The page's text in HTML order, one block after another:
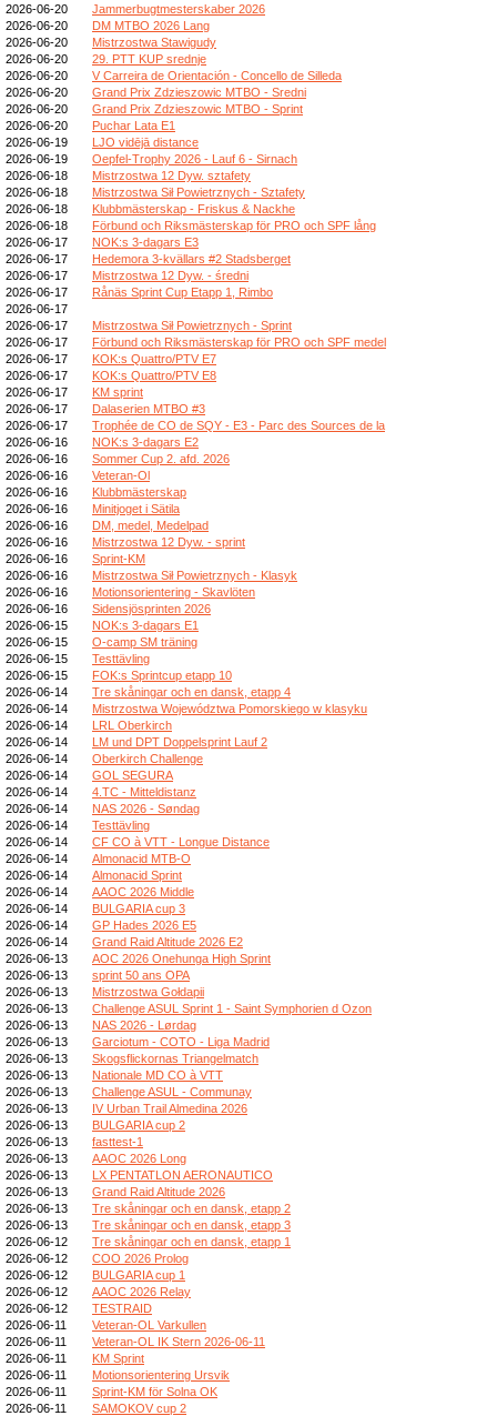
2026-06-20
Jammerbugtmesterskaber 2026
2026-06-20
DM MTBO 2026 Lang
2026-06-20
Mistrzostwa Stawigudy
2026-06-20
29. PTT KUP srednje
2026-06-20
V Carreira de Orientación - Concello de Silleda
2026-06-20
Grand Prix Zdzieszowic MTBO - Sredni
2026-06-20
Grand Prix Zdzieszowic MTBO - Sprint
2026-06-20
Puchar Lata E1
2026-06-19
LJO vidējā distance
2026-06-19
Oepfel-Trophy 2026 - Lauf 6 - Sirnach
2026-06-18
Mistrzostwa 12 Dyw. sztafety
2026-06-18
Mistrzostwa Sił Powietrznych - Sztafety
2026-06-18
Klubbmästerskap - Friskus & Nackhe
2026-06-18
Förbund och Riksmästerskap för PRO och SPF lång
2026-06-17
NOK:s 3-dagars E3
2026-06-17
Hedemora 3-kvällars #2 Stadsberget
2026-06-17
Mistrzostwa 12 Dyw. - średni
2026-06-17
Rånäs Sprint Cup Etapp 1, Rimbo
2026-06-17
2026-06-17
Mistrzostwa Sił Powietrznych - Sprint
2026-06-17
Förbund och Riksmästerskap för PRO och SPF medel
2026-06-17
KOK:s Quattro/PTV E7
2026-06-17
KOK:s Quattro/PTV E8
2026-06-17
KM sprint
2026-06-17
Dalaserien MTBO #3
2026-06-17
Trophée de CO de SQY - E3 - Parc des Sources de la
2026-06-16
NOK:s 3-dagars E2
2026-06-16
Sommer Cup 2. afd. 2026
2026-06-16
Veteran-Ol
2026-06-16
Klubbmästerskap
2026-06-16
Minitjoget i Sätila
2026-06-16
DM, medel, Medelpad
2026-06-16
Mistrzostwa 12 Dyw. - sprint
2026-06-16
Sprint-KM
2026-06-16
Mistrzostwa Sił Powietrznych - Klasyk
2026-06-16
Motionsorientering - Skavlöten
2026-06-16
Sidensjösprinten 2026
2026-06-15
NOK:s 3-dagars E1
2026-06-15
O-camp SM träning
2026-06-15
Testtävling
2026-06-15
FOK:s Sprintcup etapp 10
2026-06-14
Tre skåningar och en dansk, etapp 4
2026-06-14
Mistrzostwa Województwa Pomorskiego w klasyku
2026-06-14
LRL Oberkirch
2026-06-14
LM und DPT Doppelsprint Lauf 2
2026-06-14
Oberkirch Challenge
2026-06-14
GOL SEGURA
2026-06-14
4.TC - Mitteldistanz
2026-06-14
NAS 2026 - Søndag
2026-06-14
Testtävling
2026-06-14
CF CO à VTT - Longue Distance
2026-06-14
Almonacid MTB-O
2026-06-14
Almonacid Sprint
2026-06-14
AAOC 2026 Middle
2026-06-14
BULGARIA cup 3
2026-06-14
GP Hades 2026 E5
2026-06-14
Grand Raid Altitude 2026 E2
2026-06-13
AOC 2026 Onehunga High Sprint
2026-06-13
sprint 50 ans OPA
2026-06-13
Mistrzostwa Gołdapii
2026-06-13
Challenge ASUL Sprint 1 - Saint Symphorien d Ozon
2026-06-13
NAS 2026 - Lørdag
2026-06-13
Garciotum - COTO - Liga Madrid
2026-06-13
Skogsflickornas Triangelmatch
2026-06-13
Nationale MD CO à VTT
2026-06-13
Challenge ASUL - Communay
2026-06-13
IV Urban Trail Almedina 2026
2026-06-13
BULGARIA cup 2
2026-06-13
fasttest-1
2026-06-13
AAOC 2026 Long
2026-06-13
LX PENTATLON AERONAUTICO
2026-06-13
Grand Raid Altitude 2026
2026-06-13
Tre skåningar och en dansk, etapp 2
2026-06-13
Tre skåningar och en dansk, etapp 3
2026-06-12
Tre skåningar och en dansk, etapp 1
2026-06-12
COO 2026 Prolog
2026-06-12
BULGARIA cup 1
2026-06-12
AAOC 2026 Relay
2026-06-12
TESTRAID
2026-06-11
Veteran-OL Varkullen
2026-06-11
Veteran-OL IK Stern 2026-06-11
2026-06-11
KM Sprint
2026-06-11
Motionsorientering Ursvik
2026-06-11
Sprint-KM för Solna OK
2026-06-11
SAMOKOV cup 2